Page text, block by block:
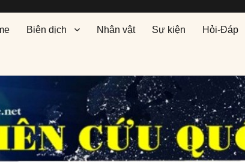
Biên dịch Nhân vật Sự kiện Hỏi-Đáp